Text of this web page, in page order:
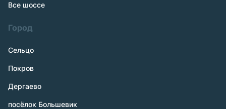
Все шоссе
Город
Сельцо
Покров
Дергаево
посёлок Большевик